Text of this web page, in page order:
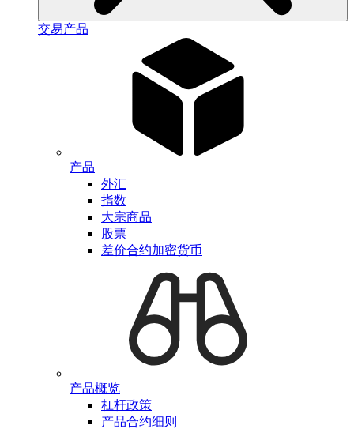
交易产品
产品
外汇
指数
大宗商品
股票
差价合约加密货币
产品概览
杠杆政策
产品合约细则